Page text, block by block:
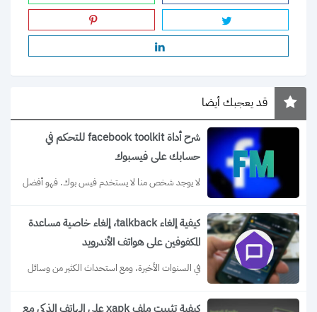
قد يعجبك أيضا
شرح أداة facebook toolkit للتحكم في
حسابك على فيسبوك
كيفية إلغاء talkback، إلغاء خاصية مساعدة
المكفوفين على هواتف الأندرويد
كيفية تثبيت ملف xapk على الهاتف الذكي مع